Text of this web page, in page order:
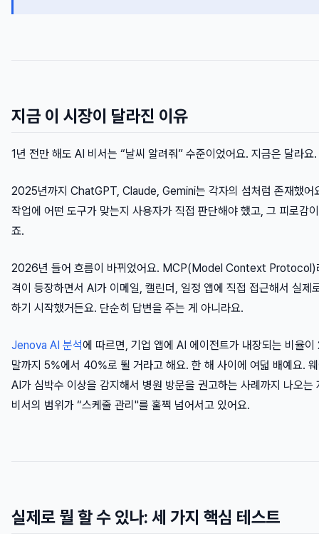
지금 이 시장이 달라진 이유
1년 전만 해도 AI 비서는 “날씨 알려줘” 수준이었어요. 지금은 달라요.
2025년까지 ChatGPT, Claude, Gemini는 각자의 섬처럼 존재했어
작업에 어떤 도구가 맞는지 사용자가 직접 판단해야 했고, 그 피로감
죠.
2026년 들어 흐름이 바뀌었어요. MCP(Model Context Protocol)
격이 등장하면서 AI가 이메일, 캘린더, 일정 앱에 직접 접근해서 실제
하기 시작했거든요. 단순히 답변을 주는 게 아니라요.
Jenova AI 분석에 따르면, 기업 앱에 AI 에이전트가 내장되는 비율
말까지 5%에서 40%로 뛸 거라고 해요. 한 해 사이에 여덟 배예요.
AI가 심박수 이상을 감지해서 병원 방문을 권고하는 사례까지 나오는
비서의 범위가 “스케줄 관리"를 훌쩍 넘어서고 있어요.
실제로 뭘 할 수 있나: 세 가지 핵심 테스트